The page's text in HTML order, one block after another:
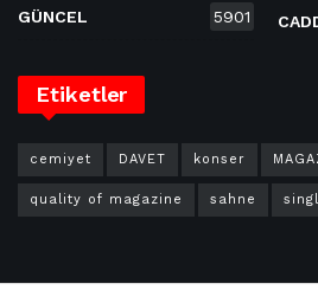
GÜNCEL 5901
Etiketler
cemiyet DAVET konser
quality of magazine sahne